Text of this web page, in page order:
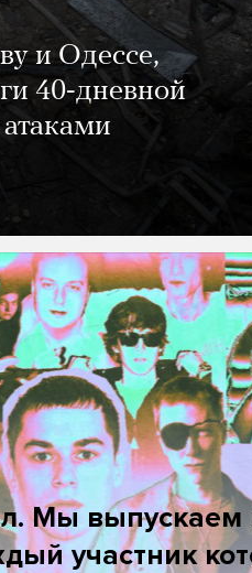
и Одессе,
40-дневной
Мы
участник